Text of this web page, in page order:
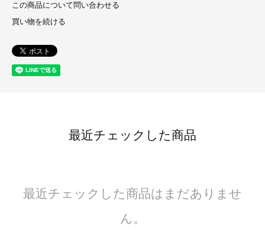
この商品について問い合わせる
買い物を続ける
最近チェックした商品
最近チェックした商品はまだありませ
ん。